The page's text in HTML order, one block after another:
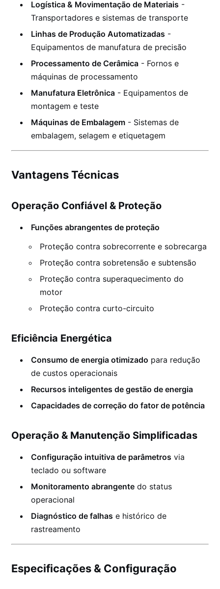
Logística & Movimentação de Materiais -
Transportadores e sistemas de transporte
Linhas de Produção Automatizadas -
Equipamentos de manufatura de precisão
Processamento de Cerâmica- Fornos e
máquinas de processamento
Manufatura Eletrônica- Equipamentos de
montagem e teste
Máquinas de Embalagem- Sistemas de
embalagem, selagem e etiquetagem
Vantagens Técnicas
Operação Confiável & Proteção
Funções abrangentes de proteção
Proteção contra sobrecorrente e sobrecarga
Proteção contra sobretensão e subtensão
Proteção contra superaquecimento do
motor
Proteção contra curto-circuito
Eficiência Energética
Consumo de energia otimizado para redução
de custos operacionais
Recursos inteligentes de gestão de energia
Capacidades de correção do fator de potência
Operação & Manutenção Simplificadas
Configuração intuitiva de parâmetros via
teclado ou software
Monitoramento abrangentedo status
operacional
Diagnóstico de falhas e histórico de
rastreamento
Especificações & Configuração